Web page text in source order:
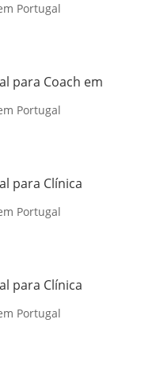
Portugal
para Coach em
Portugal
para Clínica
Portugal
para Clínica
Portugal